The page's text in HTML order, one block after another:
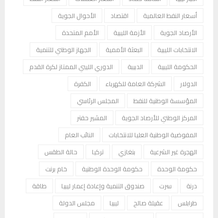
أسعار النفط العالمية
اقتصاد
الأحوال الجوية
الأرصاد الجوية
الأزمة الليبية
الأمم المتحدة
الانتخابات الليبية
البعثة الأممية
الجهاز الوطني للتنمية
الحكومة الليبية
الدبيبة
الدوري الليبي الممتاز لكرة القدم
الدولار
الشركة العامة للكهرباء
الكفرة
المؤسسة الوطنية للنفط
المجلس الرئاسي
المركز الوطني للأرصاد الجوية
المشير حفتر
المفوضية الوطنية العليا للانتخابات
النائب العام
الهجرة غير الشرعية
بنغازي تركيا
حالة الطقس
حكومة الوحدة
حكومة الوحدة الوطنية
خام برنت
درنة
سرت صندوق التنمية وإعادة إعمار ليبيا
طاقة
طرابلس
عقيلة صالح ليبيا
مجلس الدولة